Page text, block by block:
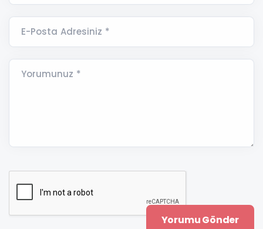
E-Posta Adresiniz *
Yorumunuz *